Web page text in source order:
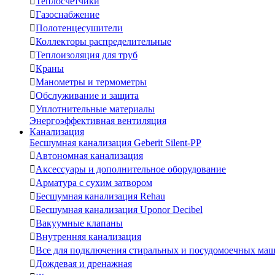
Газоснабжение
Полотенцесушители
Коллекторы распределительные
Теплоизоляция для труб
Краны
Манометры и термометры
Обслуживание и защита
Уплотнительные материалы
Энергоэффективная вентиляция
Канализация
Бесшумная канализация Geberit Silent-PP
Автономная канализация
Аксессуары и дополнительное оборудование
Арматура с сухим затвором
Бесшумная канализация Rehau
Бесшумная канализация Uponor Decibel
Вакуумные клапаны
Внутренняя канализация
Все для подключения стиральных и посудомоечных
Дождевая и дренажная